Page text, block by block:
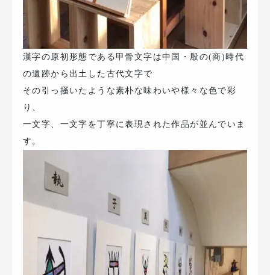
漢字の原初形態である甲骨文字は中国・殷の(商)時代
の遺跡から出土した古代文字で
その引っ掻いたような素朴な味わいや様々な色で彩
り、
一文字、一文字を丁寧に表現された作品が並んでいま
す。